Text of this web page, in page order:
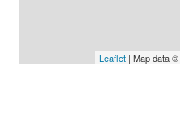
Leaflet| Map data ©